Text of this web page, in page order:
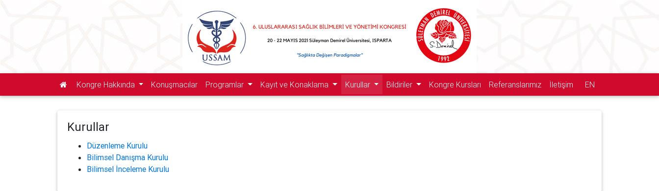
Kongre Hakkında Konuşmacılar Programlar Kayıt ve Konaklama Kurullar Bildiriler Kongre Kursları Referanslarımız İletişim EN
Kurullar
Düzenleme Kurulu
Bilimsel Danışma Kurulu
Bilimsel İnceleme Kurulu